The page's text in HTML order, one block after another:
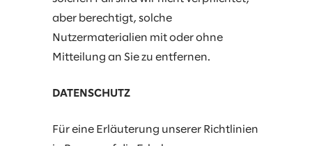
aber berechtigt, solche
Nutzermaterialien mit oder ohne
Mitteilung an Sie zu entfernen.
DATENSCHUTZ
Für eine Erläuterung unserer Richtlinien